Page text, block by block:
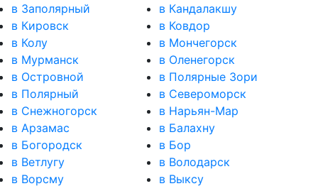
в Заполярный
в Кандалакшу
в Кировск
в Ковдор
в Колу
в Мончегорск
в Мурманск
в Оленегорск
в Островной
в Полярные Зори
в Полярный
в Североморск
в Снежногорск
в Нарьян-Мар
в Арзамас
в Балахну
в Богородск
в Бор
в Ветлугу
в Володарск
в Ворсму
в Выксу